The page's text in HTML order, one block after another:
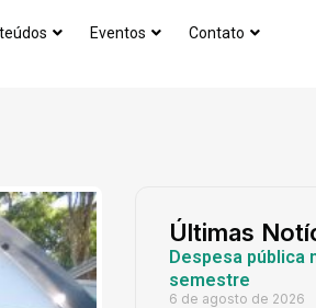
Eventos Contato
Últimas
Despesa pública
semestre
6 de agosto de 2026